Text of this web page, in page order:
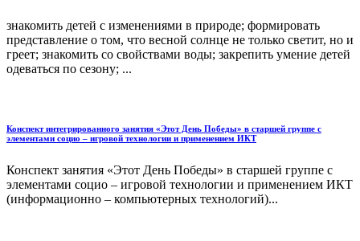
знакомить детей с изменениями в природе; формировать
представление о том, что весной солнце не только светит, но и
греет; знакомить со свойствами воды; закрепить умение детей
одеваться по сезону; ...
Конспект интегрированного занятия «Этот День Победы» в старшей группе с
элементами социо – игровой технологии и применением ИКТ
Конспект занятия «Этот День Победы» в старшей группе с
элементами социо – игровой технологии и применением ИКТ
(информационно – компьютерных технологий)...